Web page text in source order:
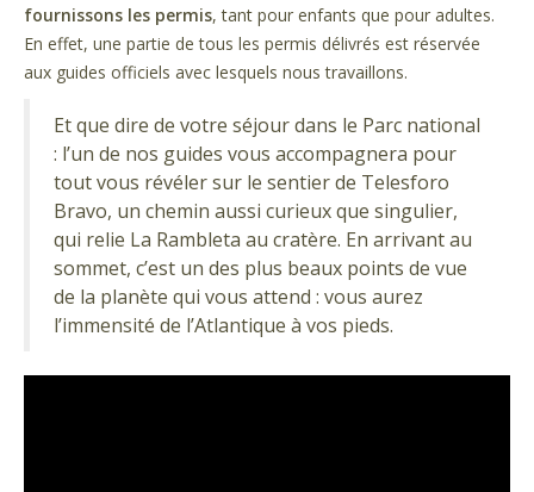
fournissons les permis, tant pour enfants que pour adultes.
En effet, une partie de tous les permis délivrés est réservée
aux guides officiels avec lesquels nous travaillons.
Et que dire de votre séjour dans le Parc national
: l’un de nos guides vous accompagnera pour
tout vous révéler sur le sentier de Telesforo
Bravo, un chemin aussi curieux que singulier,
qui relie La Rambleta au cratère. En arrivant au
sommet, c’est un des plus beaux points de vue
de la planète qui vous attend : vous aurez
l’immensité de l’Atlantique à vos pieds.